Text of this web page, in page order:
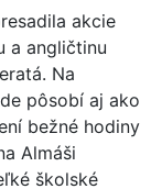
akcie
a angličtinu
Na
pôsobí aj ako
bežné hodiny
Almáši
školské